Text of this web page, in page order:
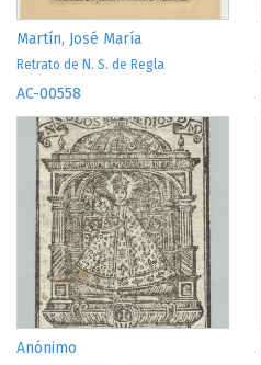
Martín, José María
Retrato de N. S. de Regla
AC-00558
Anónimo